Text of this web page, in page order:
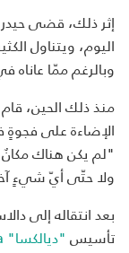
إثر ذلك، قضى
اليوم، ويتناول
وبالرغم ممّا
منذ ذلك الحين،
الإضاءة على فجوةٍ
"لم يكن هناك مكانٌ
ولا حتّى أيّ شيءٍ
تأسيس"ديالكسا" Dialexa